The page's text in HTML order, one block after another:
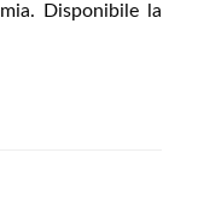
Disponibile la